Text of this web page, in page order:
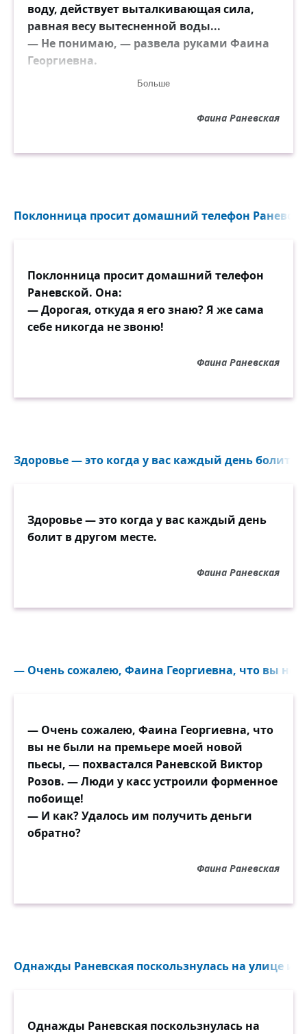
воду, действует выталкивающая сила,
равная весу вытесненной воды...
— Не понимаю, — развела руками Фаина
Георгиевна.
— Ну вот, к примеру, вы садитесь в
происходит? Вода вытесняется и льётся на
Больше
Фаина Раневская
Поклонница просит домашний телефон
Поклонница просит домашний телефон
Раневской. Она:
— Дорогая, откуда я его знаю? Я же сама
себе никогда не звоню!
Фаина Раневская
Здоровье — это когда у вас каждый день болит в
Здоровье — это когда у вас каждый день
болит в другом месте.
Фаина Раневская
— Очень сожалею, Фаина Георгиевна, что вы не
— Очень сожалею, Фаина Георгиевна, что
вы не были на премьере моей новой
пьесы, — похвастался Раневской Виктор
Розов. — Люди у касс устроили форменное
побоище!
— И как? Удалось им получить деньги
обратно?
Фаина Раневская
Однажды Раневская поскользнулась на улице и
Однажды Раневская поскользнулась на